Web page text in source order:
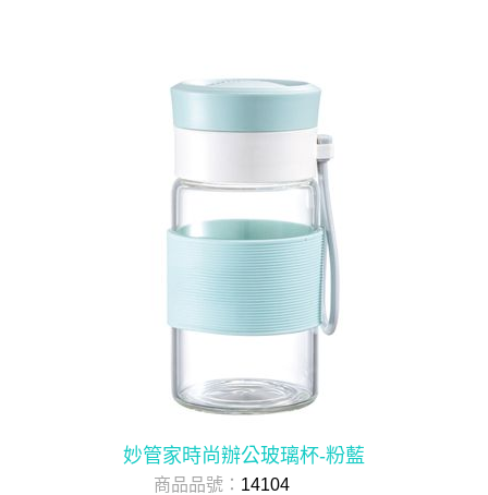
妙管家時尚辦公玻璃杯-粉藍
商品品號： 14104